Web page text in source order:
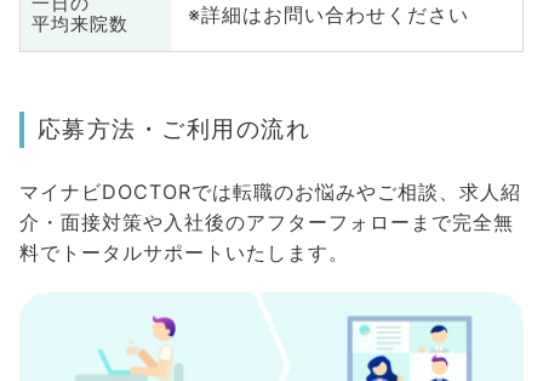
平均来院数
※詳細はお問い合わせください
応募方法・ご利用の流れ
マイナビDOCTORでは転職のお悩みやご相談、求人紹
介・面接対策や入社後のアフターフォローまで完全無
料でトータルサポートいたします。